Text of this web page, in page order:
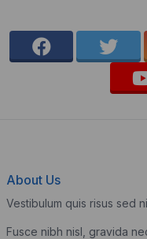
About Us
Vestibulum quis risus sed
Fusce nibh nisl, gravida